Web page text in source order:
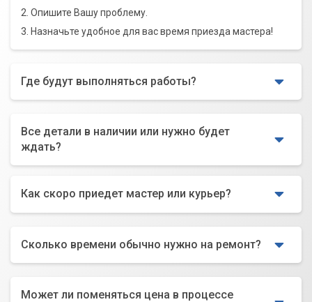
2. Опишите Вашу проблему.
3. Назначьте удобное для вас время приезда мастера!
Где будут выполняться работы?
Все детали в наличии или нужно будет
ждать?
Как скоро приедет мастер или курьер?
Сколько времени обычно нужно на ремонт?
Может ли поменяться цена в процессе